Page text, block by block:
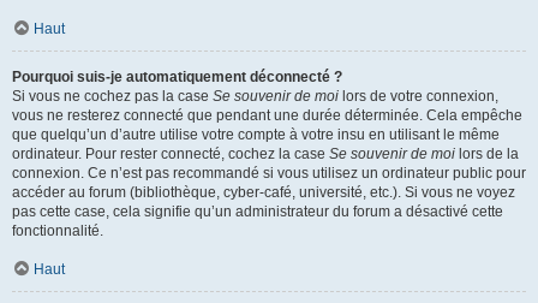
Haut
Pourquoi suis-je automatiquement déconnecté ?
Si vous ne cochez pas la case Se souvenir de moi lors de votre connexion,
vous ne resterez connecté que pendant une durée déterminée. Cela empêche
que quelqu’un d’autre utilise votre compte à votre insu en utilisant le même
ordinateur. Pour rester connecté, cochez la case Se souvenir de moi lors de la
connexion. Ce n’est pas recommandé si vous utilisez un ordinateur public pour
accéder au forum (bibliothèque, cyber-café, université, etc.). Si vous ne voyez
pas cette case, cela signifie qu’un administrateur du forum a désactivé cette
fonctionnalité.
Haut